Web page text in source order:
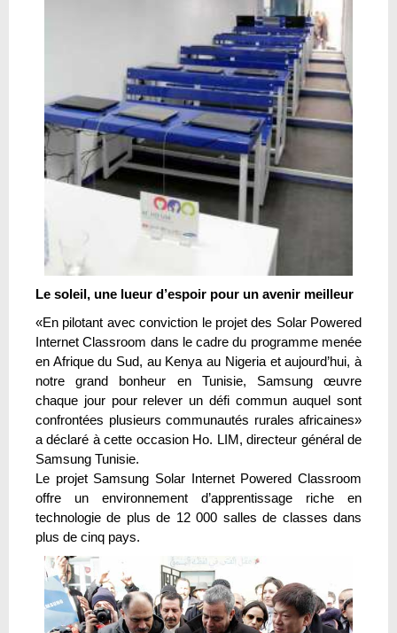
Le soleil, une lueur d’espoir pour un avenir meilleur
«En pilotant avec conviction le projet des Solar Powered
Internet Classroom dans le cadre du programme menée
en Afrique du Sud, au Kenya au Nigeria et aujourd’hui, à
notre grand bonheur en Tunisie, Samsung œuvre
chaque jour pour relever un défi commun auquel sont
confrontées plusieurs communautés rurales africaines»
a déclaré à cette occasion Ho. LIM, directeur général de
Samsung Tunisie.
Le projet Samsung Solar Internet Powered Classroom
offre un environnement d’apprentissage riche en
technologie de plus de 12 000 salles de classes dans
plus de cinq pays.